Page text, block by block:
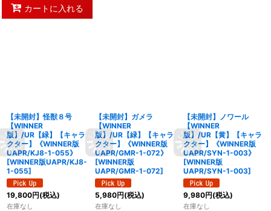
カートに入れる
【未開封】怪獣８号
【WINNER
版】/UR【緑】【キャラ
クター】《WINNER版
UAPR/KJ8-1-055》
[WINNER版UAPR/KJ8-
1-055]
19,800円(税込)
在庫なし
【未開封】ガメラ
【WINNER
版】/UR【緑】【キャラ
クター】《WINNER版
UAPR/GMR-1-072》
[WINNER版
UAPR/GMR-1-072]
5,980円(税込)
在庫なし
【未開封】ノワール
【WINNER
版】/UR【黄】【キャラ
クター】《WINNER版
UAPR/SYN-1-003》
[WINNER版
UAPR/SYN-1-003]
9,980円(税込)
在庫なし